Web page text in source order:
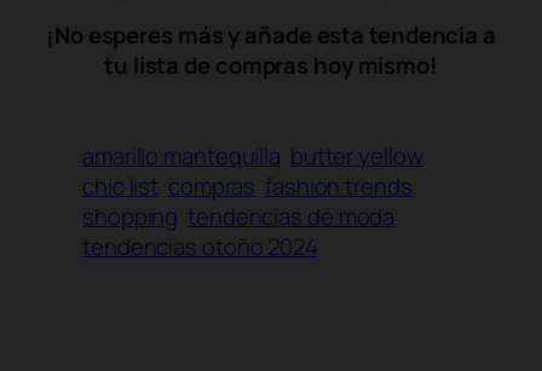
¡No esperes más y añade esta tendencia a
tu lista de compras hoy mismo!
amarillo mantequilla butter yellow
chic list compras fashion trends
shopping tendencias de moda
tendencias otoño 2024